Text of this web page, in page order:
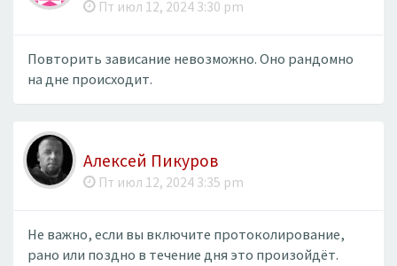
Пт июл 12, 2024 3:30 pm
Повторить зависание невозможно. Оно рандомно
на дне происходит.
Алексей Пикуров
Пт июл 12, 2024 3:35 pm
Не важно, если вы включите протоколирование,
рано или поздно в течение дня это произойдёт.